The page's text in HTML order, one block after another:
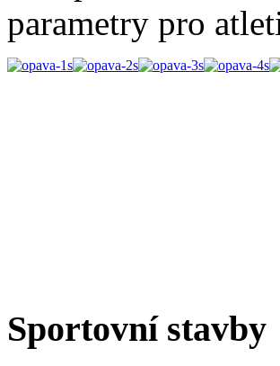
parametry pro
Sportovní stavby